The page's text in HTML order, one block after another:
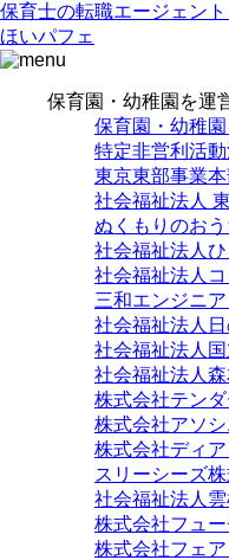
保育士の転職エージェン
ほいパフェ
保育園・幼稚園を運
保育園・幼稚
特定非営利活
東京東部事業本
社会福祉法人
ぬくもりのお
社会福祉法人
社会福祉法人
三和エンジニ
社会福祉法人
社会福祉法人
社会福祉法人
株式会社テン
株式会社アソ
株式会社ディ
スリーシーズ
社会福祉法人
株式会社フュ
株式会社フェ